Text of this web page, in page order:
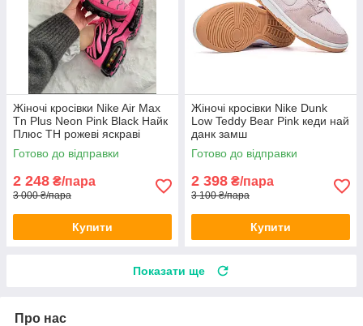
Жіночі кросівки Nike Air Max
Tn Plus Neon Pink Black Найк
Плюс ТН рожеві яскраві
Готово до відправки
2 248 ₴/пара
3 000 ₴/пара
Купити
Жіночі кросівки Nike Dunk
Low Teddy Bear Pink кеди най
данк замш
Готово до відправки
2 398 ₴/пара
3 100 ₴/пара
Купити
Показати ще
Про нас